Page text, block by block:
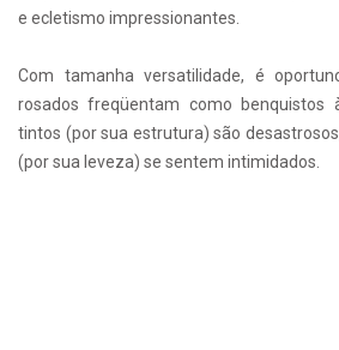
e ecletismo impressionantes.
Com tamanha versatilidade, é
rosados freqüentam como benquistos
tintos (por sua estrutura) são
(por sua leveza) se sentem intimidados.